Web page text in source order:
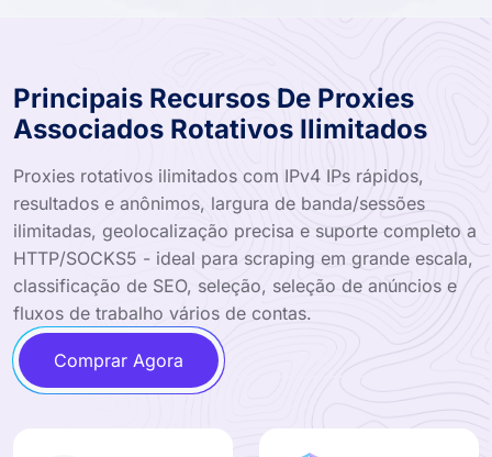
Principais Recursos De Proxies
Associados Rotativos Ilimitados
Proxies rotativos ilimitados com IPv4 IPs rápidos,
resultados e anônimos, largura de banda/sessões
ilimitadas, geolocalização precisa e suporte completo a
HTTP/SOCKS5 - ideal para scraping em grande escala,
classificação de SEO, seleção, seleção de anúncios e
fluxos de trabalho vários de contas.
Comprar Agora